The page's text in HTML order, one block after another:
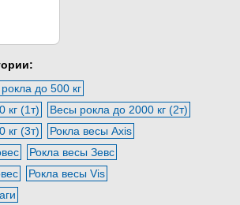
до 500 кг
кг (1т)
Весы рокла до 2000 кг (2т)
кг (3т)
Рокла весы Axis
Рокла весы Зевс
Рокла весы Vis